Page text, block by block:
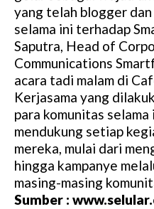
yang telah blogger
selama ini terhadap
Saputra, Head of
Communications
acara tadi malam di
Kerjasama yang
para komunitas
mendukung setiap
mereka, mulai dari
hingga kampanye
masing-masing
Sumber :